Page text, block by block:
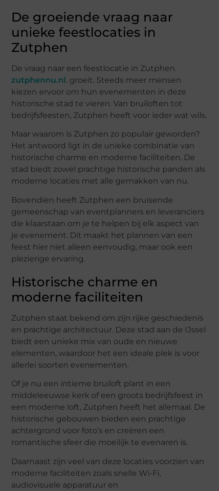
De groeiende vraag naar
unieke feestlocaties in
Zutphen
De vraag naar een feestlocatie in Zutphen.
zutphennu.nl. groeit. Steeds meer mensen
kiezen ervoor om hun evenementen in deze
historische stad te vieren. Van bruiloften tot
bedrijfsfeesten, Zutphen heeft voor ieder wat wils.
Maar waarom is Zutphen zo populair geworden?
Het antwoord ligt in de unieke combinatie van
historische charme en moderne faciliteiten. De
stad biedt zowel prachtige historische panden als
moderne locaties met alle gemakken van nu.
Bovendien heeft Zutphen een bruisende
gemeenschap van eventplanners en leveranciers
die klaarstaan om je te helpen bij elk aspect van
je evenement. Dit maakt het plannen van een
feest hier niet alleen eenvoudig, maar ook een
plezierige ervaring.
Historische charme en
moderne faciliteiten
Zutphen staat bekend om zijn rijke geschiedenis
en prachtige architectuur. Deze stad aan de IJssel
biedt een unieke mix van oude en nieuwe
elementen, waardoor het een ideale plek is voor
allerlei soorten evenementen.
Of je nu een intieme bruiloft plant in een
middeleeuwse kerk of een groots bedrijfsfeest in
een moderne loft, Zutphen heeft het allemaal. De
historische gebouwen bieden een prachtige
achtergrond voor foto’s en creëren een
romantische sfeer die moeilijk te evenaren is.
Daarnaast zijn veel van deze locaties voorzien van
moderne faciliteiten zoals snelle Wi-Fi,
audiovisuele apparatuur en